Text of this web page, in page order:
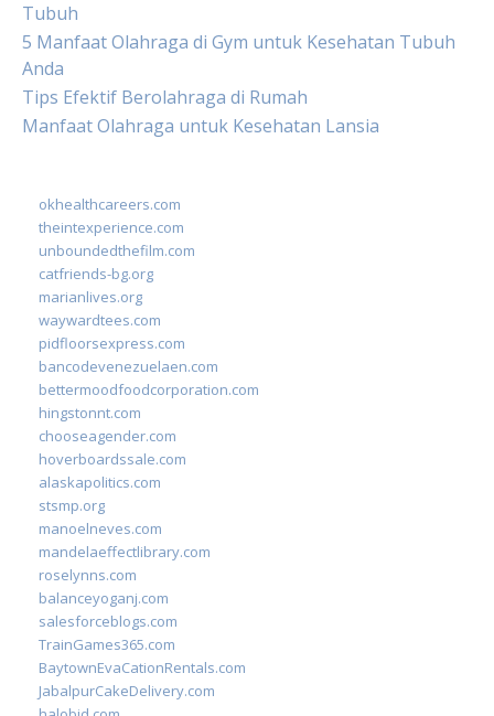
Tubuh
5 Manfaat Olahraga di Gym untuk Kesehatan Tubuh
Anda
Tips Efektif Berolahraga di Rumah
Manfaat Olahraga untuk Kesehatan Lansia
okhealthcareers.com
theintexperience.com
unboundedthefilm.com
catfriends-bg.org
marianlives.org
waywardtees.com
pidfloorsexpress.com
bancodevenezuelaen.com
bettermoodfoodcorporation.com
hingstonnt.com
chooseagender.com
hoverboardssale.com
alaskapolitics.com
stsmp.org
manoelneves.com
mandelaeffectlibrary.com
roselynns.com
balanceyoganj.com
salesforceblogs.com
TrainGames365.com
BaytownEvaCationRentals.com
JabalpurCakeDelivery.com